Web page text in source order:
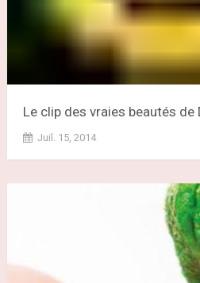
Le clip des vraies beautés de
Juil. 15, 2014